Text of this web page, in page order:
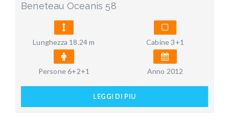
Beneteau Oceanis 58
Lunghezza 18.24 m Cabine 3+1
Persone 6+2+1 Anno 2012
LEGGI DI PIU